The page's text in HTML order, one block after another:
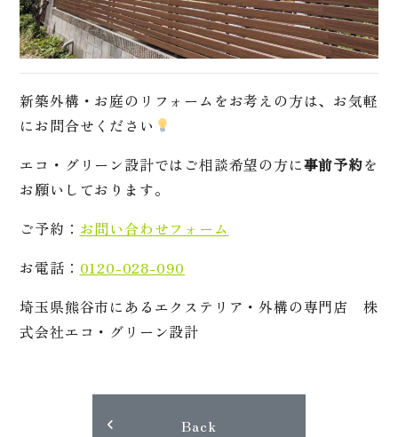
新築外構・お庭のリフォームをお考えの方は、お気軽
にお問合せください
エコ・グリーン設計ではご相談希望の方に事前予約を
お願いしております。
ご予約： お問い合わせフォーム
お電話： 0120-028-090
埼玉県熊谷市にあるエクステリア・外構の専門店 株
式会社エコ・グリーン設計
Back